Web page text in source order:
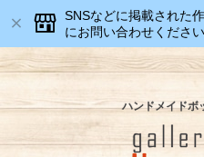
SNSなどに掲載された
にお問い合わせください
ハンドメイドボ